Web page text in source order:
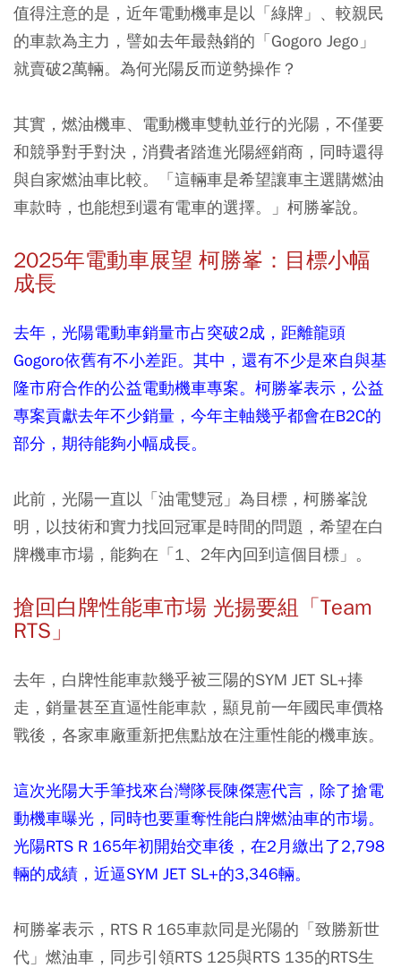
值得注意的是，近年電動機車是以「綠牌」、較親民
的車款為主力，譬如去年最熱銷的「Gogoro Jego」
就賣破2萬輛。為何光陽反而逆勢操作？
其實，燃油機車、電動機車雙軌並行的光陽，不僅要
和競爭對手對決，消費者踏進光陽經銷商，同時還得
與自家燃油車比較。「這輛車是希望讓車主選購燃油
車款時，也能想到還有電車的選擇。」柯勝峯說。
2025年電動車展望 柯勝峯：目標小幅
成長
去年，光陽電動車銷量市占突破2成，距離龍頭
Gogoro依舊有不小差距。其中，還有不少是來自與基
隆市府合作的公益電動機車專案。柯勝峯表示，公益
專案貢獻去年不少銷量，今年主軸幾乎都會在B2C的
部分，期待能夠小幅成長。
此前，光陽一直以「油電雙冠」為目標，柯勝峯說
明，以技術和實力找回冠軍是時間的問題，希望在白
牌機車市場，能夠在「1、2年內回到這個目標」。
搶回白牌性能車市場 光揚要組「Team
RTS」
去年，白牌性能車款幾乎被三陽的SYM JET SL+捧
走，銷量甚至直逼性能車款，顯見前一年國民車價格
戰後，各家車廠重新把焦點放在注重性能的機車族。
這次光陽大手筆找來台灣隊長陳傑憲代言，除了搶電
動機車曝光，同時也要重奪性能白牌燃油車的市場。
光陽RTS R 165年初開始交車後，在2月繳出了2,798
輛的成績，近逼SYM JET SL+的3,346輛。
柯勝峯表示，RTS R 165車款同是光陽的「致勝新世
代」燃油車，同步引領RTS 125與RTS 135的RTS生